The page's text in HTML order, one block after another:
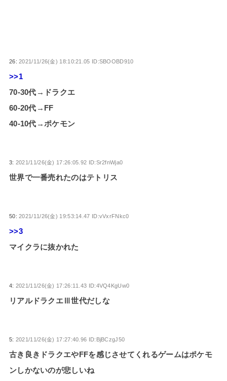
26: 2021/11/26(金) 18:10:21.05 ID:SBOOBD910
>>1
70-30代→ドラクエ
60-20代→FF
40-10代→ポケモン
3: 2021/11/26(金) 17:26:05.92 ID:Sr2fnWja0
世界で一番売れたのはテトリス
50: 2021/11/26(金) 19:53:14.47 ID:vVxrFNkc0
>>3
マイクラに抜かれた
4: 2021/11/26(金) 17:26:11.43 ID:4VQ4KgUw0
リアルドラクエⅢ世代だしな
5: 2021/11/26(金) 17:27:40.96 ID:BjBCzgJ50
古き良きドラクエやFFを感じさせてくれるゲームはポケモ
ンしかないのが悲しいね